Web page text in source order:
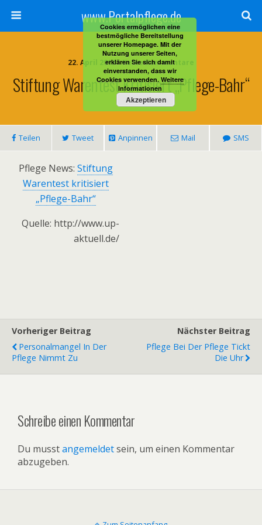
www.Portalpflege.de
22. April 2013 • Keine Kommentare
Stiftung Warentest Kritisiert „Pflege-Bahr“
Teilen Tweet Anpinnen Mail SMS
Pflege News: Stiftung
Warentest kritisiert
„Pflege-Bahr“
Quelle: http://www.up-
aktuell.de/
Vorheriger Beitrag
Personalmangel In Der
Pflege Nimmt Zu
Nächster Beitrag
Pflege Bei Der Pflege Tickt
Die Uhr
Schreibe einen Kommentar
Du musstangemeldetsein, um einen Kommentar
abzugeben.
Cookies ermöglichen eine
bestmögliche Bereitstellung
unserer Homepage. Mit der
Nutzung unserer Seiten,
erklären Sie sich damit
einverstanden, dass wir
Cookies verwenden. Weitere
Informationen
Akzeptieren